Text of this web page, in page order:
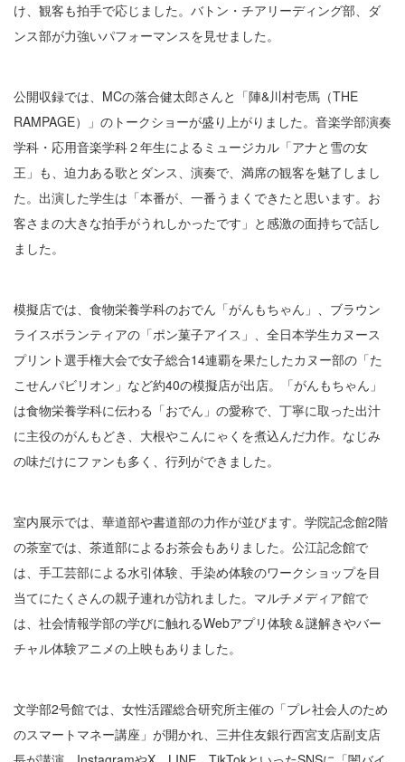
け、観客も拍手で応じました。バトン・チアリーディング部、ダ
ンス部が力強いパフォーマンスを見せました。
公開収録では、MCの落合健太郎さんと「陣&川村壱馬（THE
RAMPAGE）」のトークショーが盛り上がりました。音楽学部演奏
学科・応用音楽学科２年生によるミュージカル「アナと雪の女
王」も、迫力ある歌とダンス、演奏で、満席の観客を魅了しまし
た。出演した学生は「本番が、一番うまくできたと思います。お
客さまの大きな拍手がうれしかったです」と感激の面持ちで話し
ました。
模擬店では、食物栄養学科のおでん「がんもちゃん」、ブラウン
ライスボランティアの「ポン菓子アイス」、全日本学生カヌース
プリント選手権大会で女子総合14連覇を果たしたカヌー部の「た
こせんパビリオン」など約40の模擬店が出店。「がんもちゃん」
は食物栄養学科に伝わる「おでん」の愛称で、丁寧に取った出汁
に主役のがんもどき、大根やこんにゃくを煮込んだ力作。なじみ
の味だけにファンも多く、行列ができました。
室内展示では、華道部や書道部の力作が並びます。学院記念館2階
の茶室では、茶道部によるお茶会もありました。公江記念館で
は、手工芸部による水引体験、手染め体験のワークショップを目
当てにたくさんの親子連れが訪れました。マルチメディア館で
は、社会情報学部の学びに触れるWebアプリ体験＆謎解きやバー
チャル体験アニメの上映もありました。
文学部2号館では、女性活躍総合研究所主催の「プレ社会人のため
のスマートマネー講座」が開かれ、三井住友銀行西宮支店副支店